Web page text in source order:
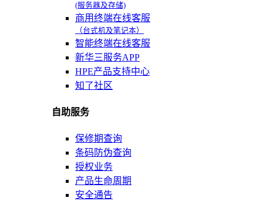
(服务器及存储)
商用终端在线客服
（台式机及笔记本）
智能终端在线客服
新华三服务APP
HPE产品支持中心
知了社区
自助服务
保修期查询
条码防伪查询
授权业务
产品生命周期
安全通告